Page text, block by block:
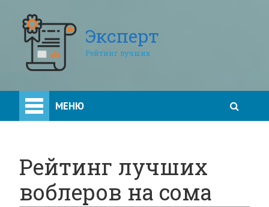
Эксперт
Рейтинг лучших
МЕНЮ
Рейтинг лучших
воблеров на сома